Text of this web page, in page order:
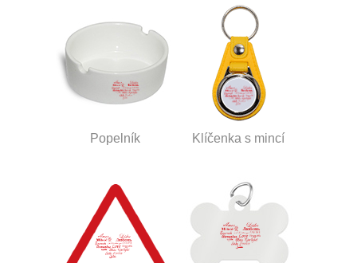
Popelník Klíčenka s mincí